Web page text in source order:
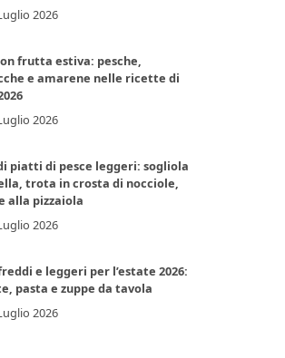
2026
frutta estiva: pesche,
e amarene nelle ricette di
2026
piatti di pesce leggeri: sogliola
trota in crosta di nocciole,
alla pizzaiola
2026
e leggeri per l’estate 2026:
pasta e zuppe da tavola
2026